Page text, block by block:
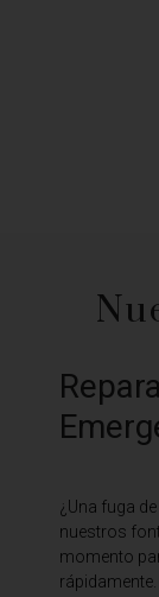
¿Una fuga
nuestros
momento
rápidamente.